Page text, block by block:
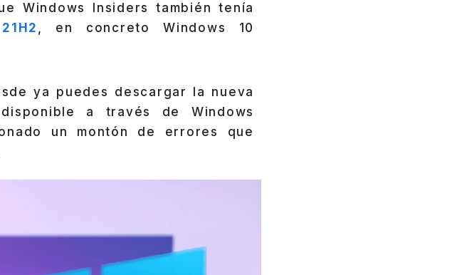
Windows Insiders también tenía
, en concreto Windows 10
ya puedes descargar la nueva
a través de Windows
un montón de errores que